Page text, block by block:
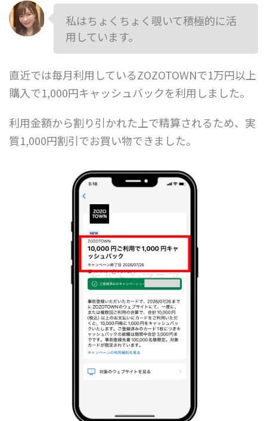
私はちょくちょく覗いて積極的に活
用しています。
直近では毎月利用しているZOZOTOWNで1万円以上
購入で1,000円キャッシュバックを利用しました。
利用金額から割り引かれた上で精算されるため、実
質1,000円割引でお買い物できました。